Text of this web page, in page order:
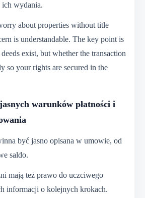
ich wydania.
about properties without title
is understandable. The key point is
exist, but whether the transaction
so your rights are secured in the
warunków płatności i
być jasno opisana w umowie, od
saldo.
mają też prawo do uczciwego
informacji o kolejnych krokach.